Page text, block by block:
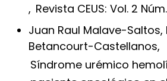
, Revista CEUS: Vol. 2
Juan Raul Malave-Saltos,
Betancourt-Castellanos,
Síndrome urémico